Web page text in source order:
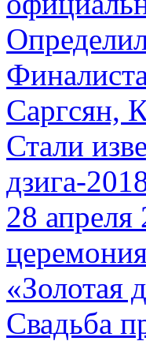
Саргсян,
Стали
дзига-
28 апреля
«Золотая
Свадьба